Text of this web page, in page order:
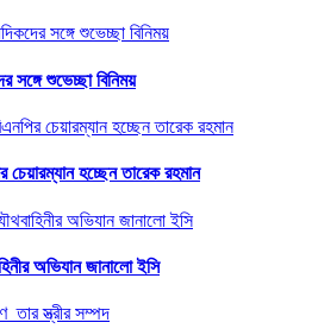
সঙ্গে শুভেচ্ছা বিনিময়
হচ্ছেন তারেক রহমান
অভিযান জানালো ইসি